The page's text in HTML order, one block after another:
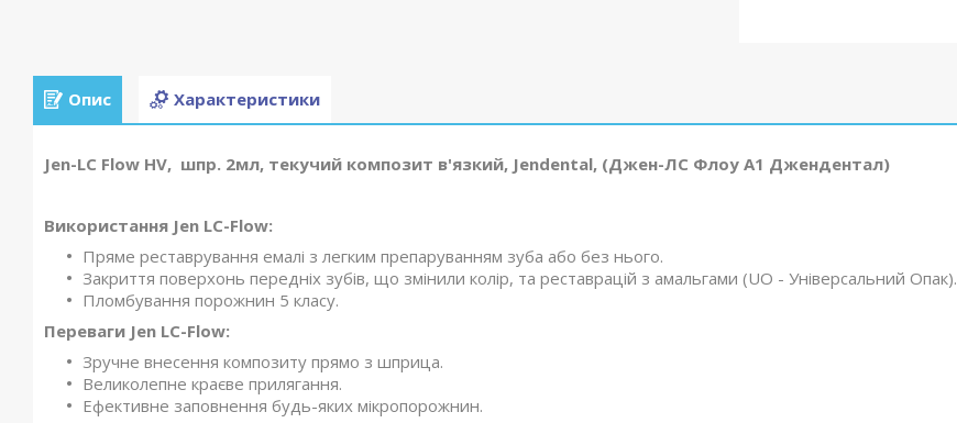
Опис Характеристики
Jen-LC Flow HV, шпр. 2мл, текучий композит в'язкий, Jendental, (Джен-ЛС Флоу A1 Джендентал)
Використання Jen LC-Flow:
Пряме реставрування емалі з легким препаруванням зуба або без нього.
Закриття поверхонь передніх зубів, що змінили колір, та реставрацій з амальгами (UO - Універсальний Опак).
Пломбування порожнин 5 класу.
Переваги Jen LC-Flow:
Зручне внесення композиту прямо з шприца.
Великолепне краєве прилягання.
Ефективне заповнення будь-яких мікропорожнин.